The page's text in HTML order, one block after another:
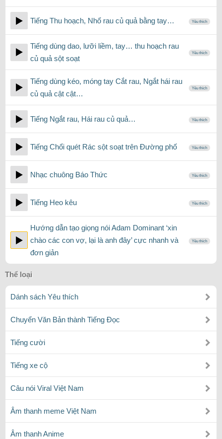
Tiếng Thu hoạch, Nhổ rau củ quả bằng tay… Yêu thích
Tiếng dùng dao, lưỡi liềm, tay… thu hoạch rau
củ quả sột soạt
Yêu thích
Tiếng dùng kéo, móng tay Cắt rau, Ngắt hái rau
củ quả cật cật…
Yêu thích
Tiếng Ngắt rau, Hái rau củ quả… Yêu thích
Tiếng Chổi quét Rác sột soạt trên Đường phố Yêu thích
Nhạc chuông Báo Thức Yêu thích
Tiếng Heo kêu Yêu thích
Hướng dẫn tạo giọng nói Adam Dominant ‘xin
chào các con vợ, lại là anh đây’ cực nhanh và
đơn giản
Yêu thích
Thể loại
Dánh sách Yêu thích
Chuyển Văn Bản thành Tiếng Đọc
Tiếng cười
Tiếng xe cộ
Câu nói Viral Việt Nam
Âm thanh meme Việt Nam
Âm thanh Anime